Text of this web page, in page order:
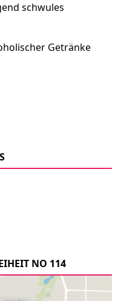
schwules
Getränke
NO 114